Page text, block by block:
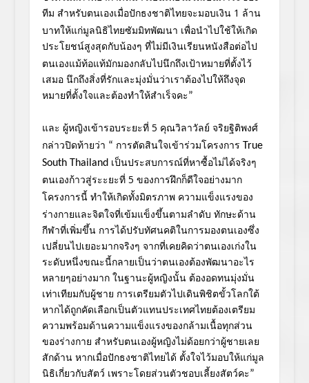
ทีม สำหรับตนเองเมื่อปักธงชาติไทยจะมอบเงิน 1 ล้าน
บาทให้แก่มูลนิธิไทยซัมมิทพัฒนา เพื่อนำไปใช้ให้เกิด
ประโยชน์สูงสุดกับน้องๆ ที่ไม่มีเงินเรียนหนังสือต่อไป
ตนเองแม้ท้อแท้มักมองกลับไปนึกถึงเป้าหมายที่ตั้งไว้
เสมอ นึกถึงสิ่งที่รักและมุ่งมั่นว่าเราต้องไปให้ถึงจุด
หมายที่ตั้งใจและต้องทำให้สำเร็จคะ”
และ ผู้หญิงเข้ารอบระยะที่ 5 คุณวิลาวัลย์ จริยฐิติพงศ์
กล่าวปิดท้ายว่า “ การตัดสินใจเข้าร่วมโครงการ True
South Thailand เป็นประสบการณ์ที่หาซื้อไม่ได้จริงๆ
ตนเองก้าวสู่ระะยะที่ 5 ของการฝึกก็ดีใจอย่างมาก
โครงการนี้ ทำให้เกิดทั้งมิตรภาพ ความแข็งแรงของ
ร่างกายและจิตใจที่เข้มแข็งขึ้นตามลำดับ ทักษะด้าน
กีฬาที่เพิ่มขึ้น การได้ปรับทัศนคติในการมองตนเองซึ่ง
เปลี่ยนไปเยอะมากจริงๆ จากที่เคยคิดว่าตนเองเก่งใน
ระดับหนึ่งขณะนี้กลายเป็นว่าตนเองต้องพัฒนาอะไร
หลายๆอย่างมาก ในฐานะผู้หญิงนั้น ต้องอดทนมุ่งมั่น
เท่าเทียมกับผู้ชาย การเตรียมตัวไปเดินพิชิตขั้วโลกใต้
หากได้ถูกคัดเลือกเป็นตัวแทนประเทศไทยต้องเตรียม
ความพร้อมด้านความแข็งแรงของกล้ามเนื้อทุกส่วน
ของร่างกาย สำหรับตนเองผู้หญิงไม่ด้อยกว่าผู้ชายเลย
สักด้าน หากเมื่อปักธงชาติไทยได้ ตั้งใจไว้มอบให้แก่มูล
นิธิเกี่ยวกับสัตว์ เพราะโดยส่วนตัวชอบเลี้ยงสัตว์คะ”